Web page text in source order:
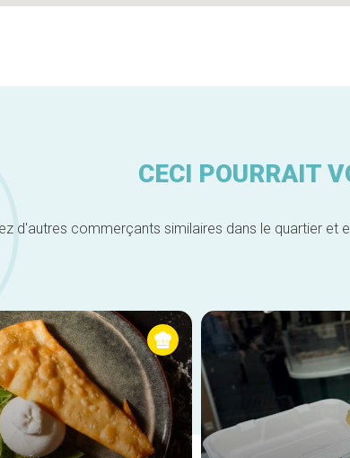
CECI POURRAIT
d'autres commerçants similaires dans le quartier